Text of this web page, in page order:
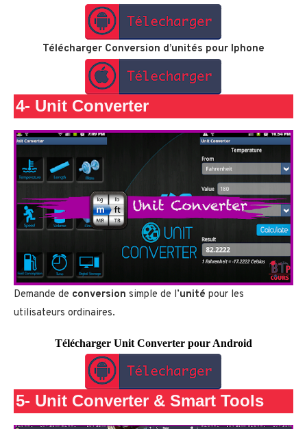
Télécharger Conversion d’unités pour Iphone
4- Unit Converter
Demande de conversion simple de l’unité pour les
utilisateurs ordinaires.
Télécharger Unit Converter pour Android
5- Unit Converter & Smart Tools